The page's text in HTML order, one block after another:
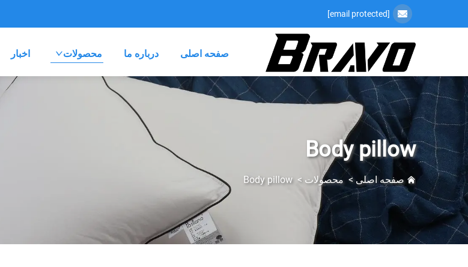
[email protected]
صفحه اصلی درباره ما محصولات اخبار
Body pillow
صفحه اصلی> محصولات >
Body pillow